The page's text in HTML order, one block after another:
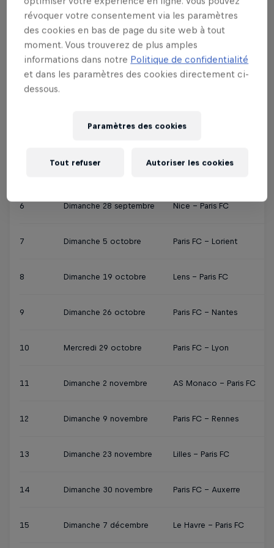
1 Dimanche 17 août Angers - Paris FC
Samedi 23 août Marseille - Paris FC
6 Dimanche 28 septembre Nice - Paris FC
7 Dimanche 5 octobre Paris FC - Lorient
8 Dimanche 19 octobre Lens - Paris FC
9 Dimanche 26 octobre Paris FC - Nantes
10 Mercredi 29 octobre Paris FC - Lyon
11 Dimanche 2 novembre AS Monaco - Paris FC
12 Dimanche 9 novembre Paris FC - Rennes
13 Dimanche 23 novembre Lilles - Paris FC
14 Dimanche 30 novembre Paris FC - Auxerre
15 Dimanche 7 décembre Le Havre - Paris FC
révoquer votre consentement via les paramètres
des cookies en bas de page du site web à tout
moment. Vous trouverez de plus amples
informations dans notre Politique de confidentialité
et dans les paramètres des cookies directement ci-
dessous.
Paramètres des cookies
Tout refuser Autoriser les cookies